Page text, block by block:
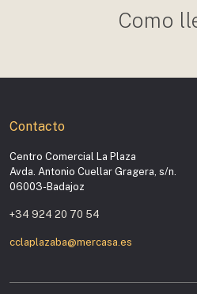
Como
Contacto
Centro Comercial La Plaza
Avda. Antonio Cuellar Gragera, s/n.
06003-Badajoz
+34 924 20 70 54
cclaplazaba@mercasa.es